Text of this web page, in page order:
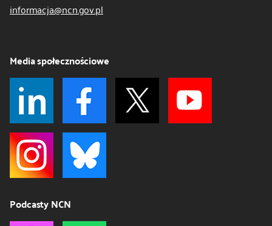
informacja@ncn.gov.pl
Media społecznościowe
Podcasty NCN